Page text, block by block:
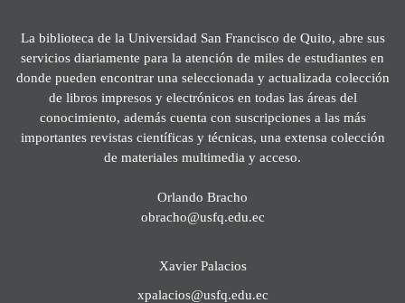
La biblioteca de la Universidad San Francisco de Quito, abre sus
servicios diariamente para la atención de miles de estudiantes en
donde pueden encontrar una seleccionada y actualizada colección
de libros impresos y electrónicos en todas las áreas del
conocimiento, además cuenta con suscripciones a las más
importantes revistas científicas y técnicas, una extensa colección
de materiales multimedia y acceso.
Orlando Bracho
obracho@usfq.edu.ec
Xavier Palacios
xpalacios@usfq.edu.ec